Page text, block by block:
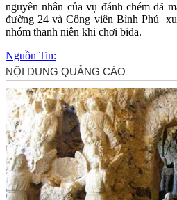
nguyên nhân của vụ đánh chém dã
đường 24 và Công viên Bình Phú
nhóm thanh niên khi chơi bida.
Nguồn Tin: